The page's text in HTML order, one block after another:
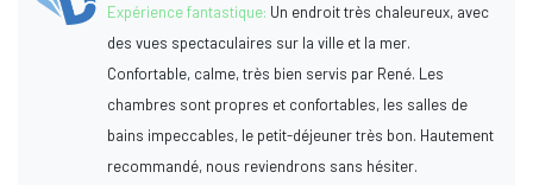
Expérience fantastique: Un endroit très chaleureux, avec
des vues spectaculaires sur la ville et la mer.
Confortable, calme, très bien servis par René. Les
chambres sont propres et confortables, les salles de
bains impeccables, le petit-déjeuner très bon. Hautement
recommandé, nous reviendrons sans hésiter.